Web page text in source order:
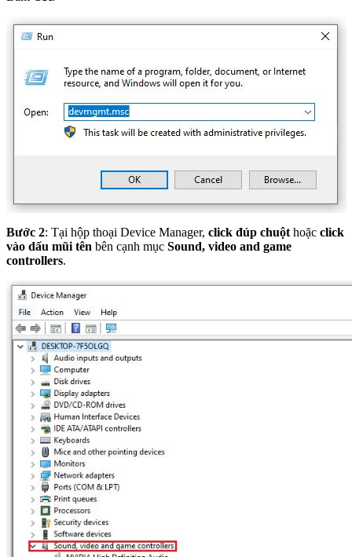
Bước 2: Tại hộp thoại Device Manager, click đúp chuột hoặc click
vào dấu mũi tên bên cạnh mục Sound, video and game
controllers.